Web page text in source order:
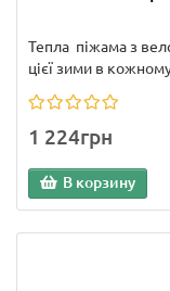
Тепла піжама з
цієї зими в
1 224грн
В корзину